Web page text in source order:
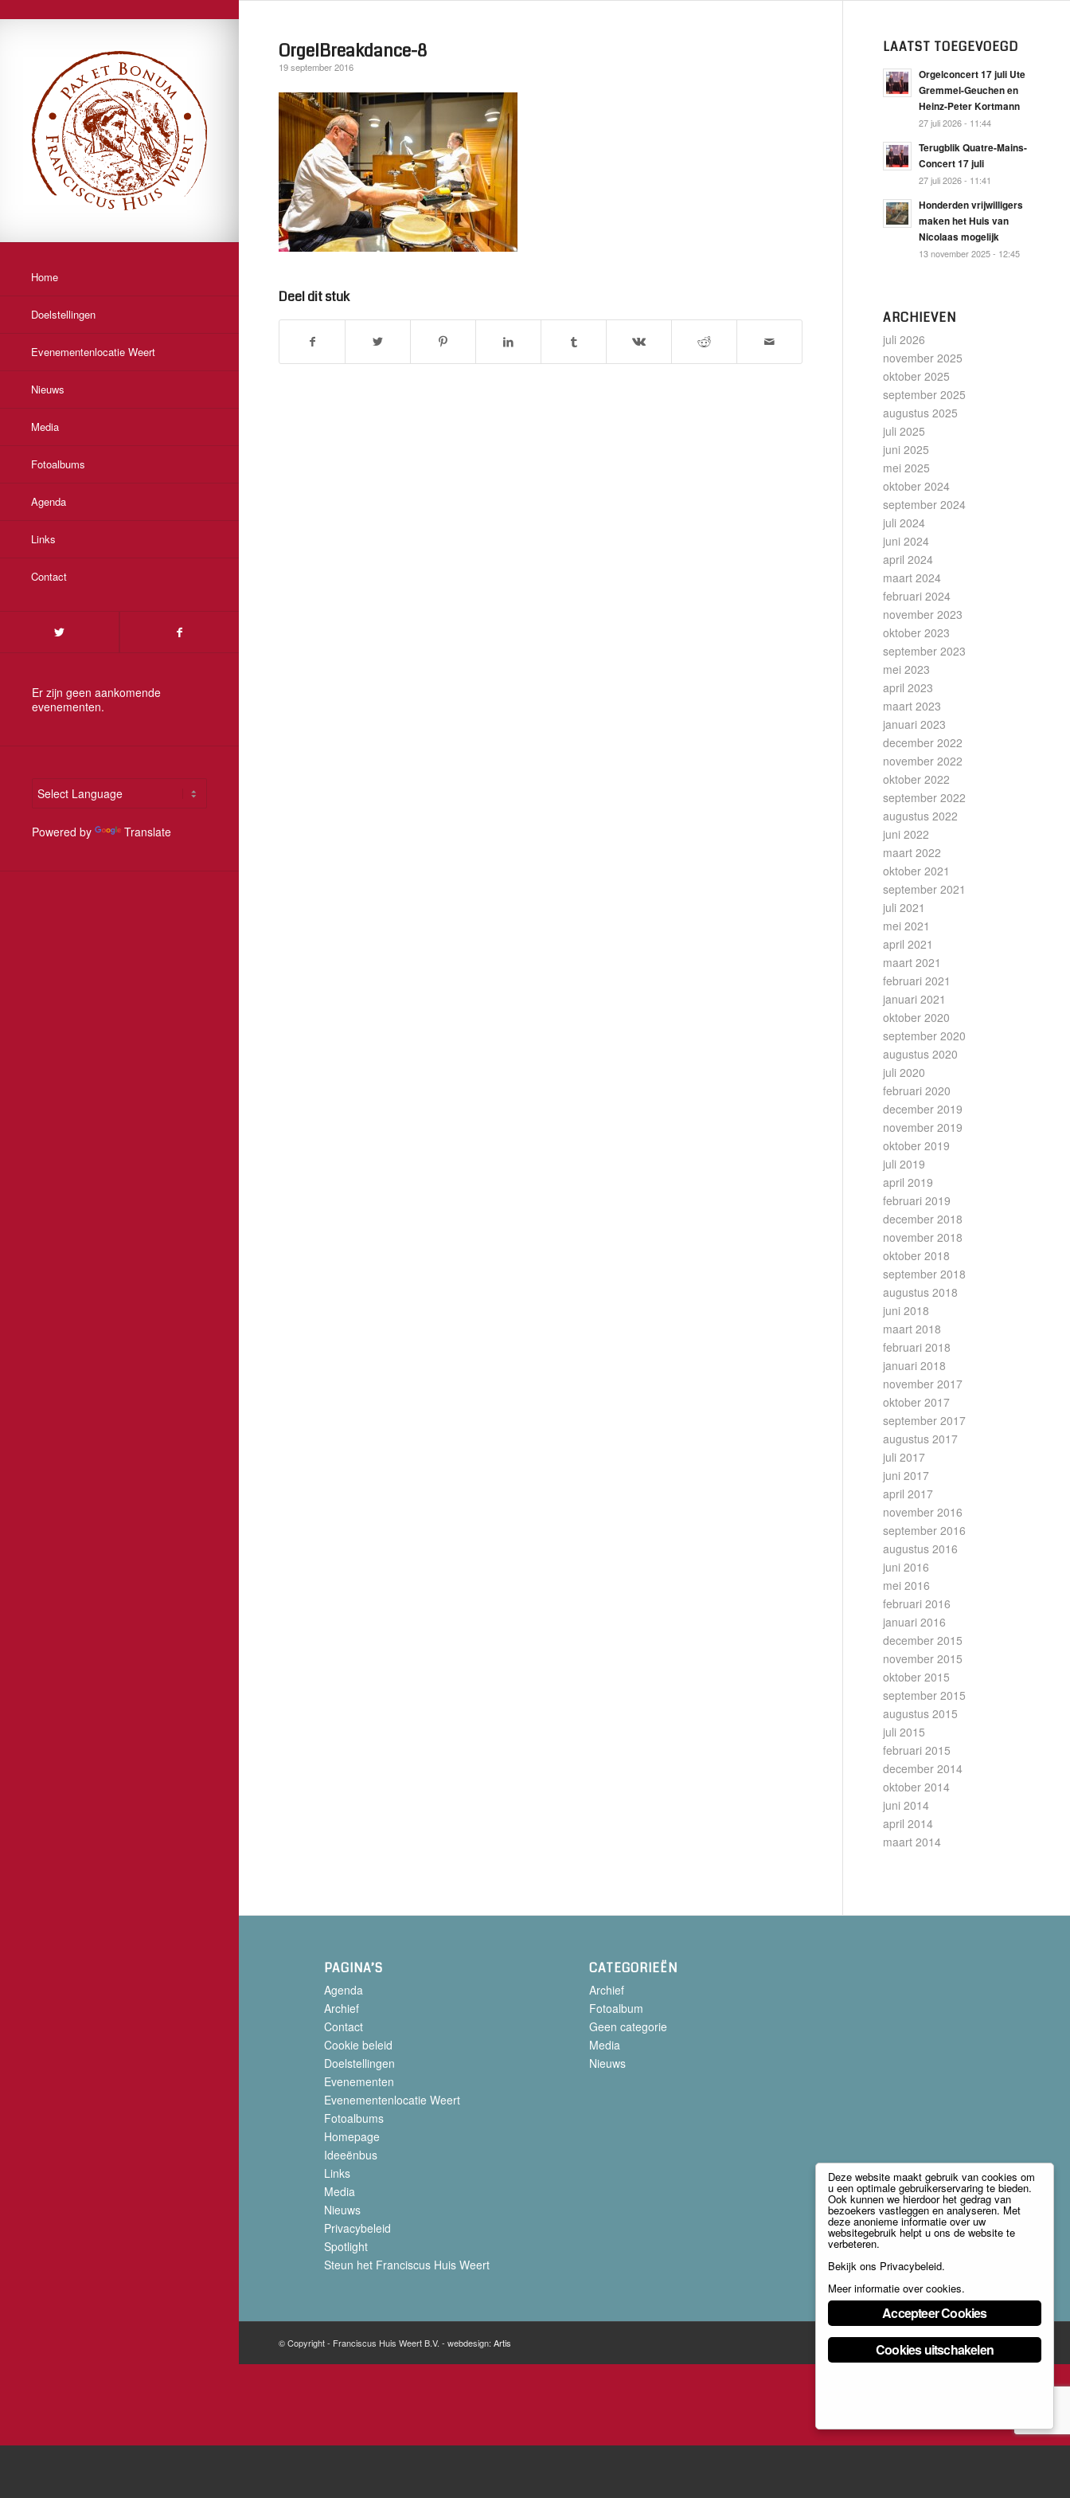
Home
Doelstellingen
Evenementenlocatie Weert
Nieuws
Media
Fotoalbums
Agenda
Links
Contact
Er zijn geen aankomende
evenementen.
Powered by Translate
OrgelBreakdance-8
19 september 2016
Deel dit stuk
LAATST TOEGEVOEGD
Orgelconcert 17 juli Ute
Gremmel-Geuchen en
Heinz-Peter Kortmann
27 juli 2026 - 11:44
Terugblik Quatre-Mains-
Concert 17 juli
27 juli 2026 - 11:41
Honderden vrijwilligers
maken het Huis van
Nicolaas mogelijk
13 november 2025 - 12:45
ARCHIEVEN
juli 2026
november 2025
oktober 2025
september 2025
augustus 2025
juli 2025
juni 2025
mei 2025
oktober 2024
september 2024
juli 2024
juni 2024
april 2024
maart 2024
februari 2024
november 2023
oktober 2023
september 2023
mei 2023
april 2023
maart 2023
januari 2023
december 2022
november 2022
oktober 2022
september 2022
augustus 2022
juni 2022
maart 2022
oktober 2021
september 2021
juli 2021
mei 2021
april 2021
maart 2021
februari 2021
januari 2021
oktober 2020
september 2020
augustus 2020
juli 2020
februari 2020
december 2019
november 2019
oktober 2019
juli 2019
april 2019
februari 2019
december 2018
november 2018
oktober 2018
september 2018
augustus 2018
juni 2018
maart 2018
februari 2018
januari 2018
november 2017
oktober 2017
september 2017
augustus 2017
juli 2017
juni 2017
april 2017
november 2016
september 2016
augustus 2016
juni 2016
mei 2016
februari 2016
januari 2016
december 2015
november 2015
oktober 2015
september 2015
augustus 2015
juli 2015
februari 2015
december 2014
oktober 2014
juni 2014
april 2014
maart 2014
PAGINA’S
Agenda
Archief
Contact
Cookie beleid
Doelstellingen
Evenementen
Evenementenlocatie Weert
Fotoalbums
Homepage
Ideeënbus
Links
Media
Nieuws
Privacybeleid
Spotlight
Steun het Franciscus Huis Weert
CATEGORIEËN
Archief
Fotoalbum
Geen categorie
Media
Nieuws
© Copyright - Franciscus Huis Weert B.V. - webdesign: Artis
Deze website maakt gebruik van cookies om
u een optimale gebruikerservaring te bieden.
Ook kunnen we hierdoor het gedrag van
bezoekers vastleggen en analyseren. Met
deze anonieme informatie over uw
websitegebruik helpt u ons de website te
verbeteren.
Bekijk ons Privacybeleid.
Meer informatie over cookies.
Accepteer Cookies
Cookies uitschakelen